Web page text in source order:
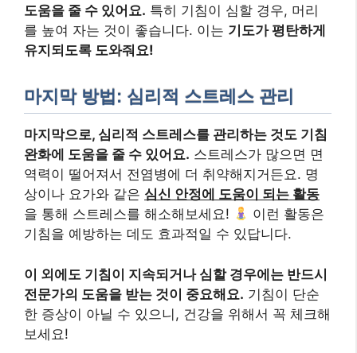
도움을 줄 수 있어요. 특히 기침이 심할 경우, 머리
를 높여 자는 것이 좋습니다. 이는 기도가 평탄하게
유지되도록 도와줘요!
마지막 방법: 심리적 스트레스 관리
마지막으로, 심리적 스트레스를 관리하는 것도 기침
완화에 도움을 줄 수 있어요. 스트레스가 많으면 면
역력이 떨어져서 전염병에 더 취약해지거든요. 명
상이나 요가와 같은 심신 안정에 도움이 되는 활동
을 통해 스트레스를 해소해보세요!
이런 활동은
기침을 예방하는 데도 효과적일 수 있답니다.
이 외에도 기침이 지속되거나 심할 경우에는 반드시
전문가의 도움을 받는 것이 중요해요. 기침이 단순
한 증상이 아닐 수 있으니, 건강을 위해서 꼭 체크해
보세요!